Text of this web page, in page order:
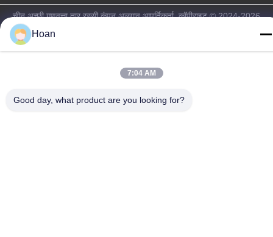
चीन अच्छी गुणवत्ता तार रस्सी कंपन अलगाव आपूर्तिकर्ता. कॉपीराइट © 2024-2026
Xi'an Hoan Microwave Co., Ltd. . सर्वाधिकार सुरक्षित।
Hoan
7:04 AM
Good day, what product are you looking for?